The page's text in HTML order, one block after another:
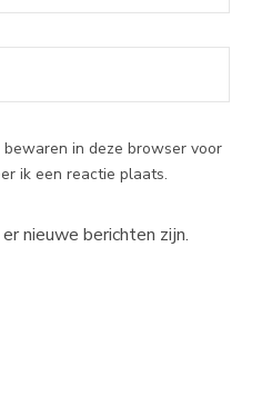
in deze browser voor
ik een reactie plaats.
nieuwe berichten zijn.